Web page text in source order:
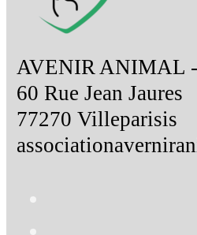
AVENIR ANIMAL -
60 Rue Jean Jaures
77270 Villeparisis